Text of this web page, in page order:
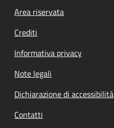
Footer menu
Area riservata
Crediti
Informativa privacy
Note legali
Dichiarazione di accessibilità
Contatti